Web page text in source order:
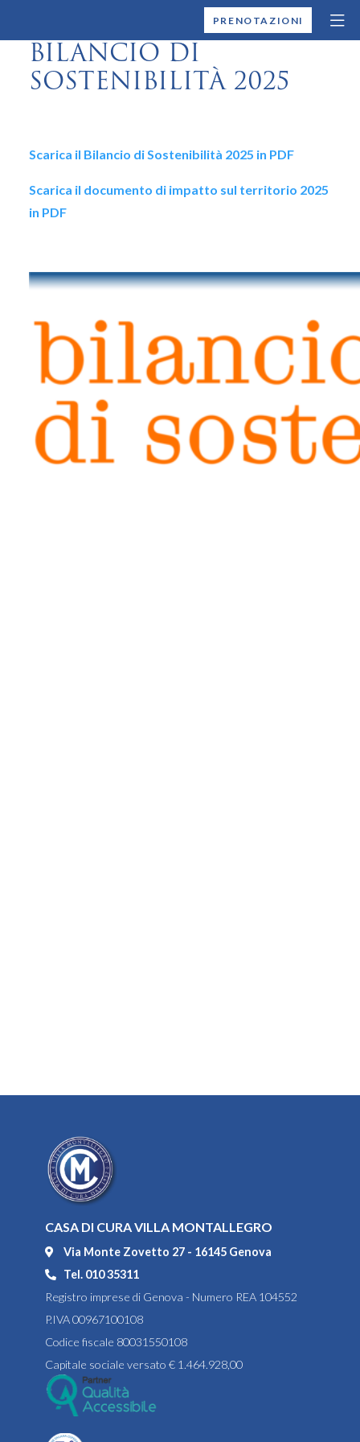
MONTALLEGROPRENOTAZIONI
BILANCIO DI
SOSTENIBILITÀ 2025
Scarica il Bilancio di Sostenibilità 2025 in PDF
Scarica il documento di impatto sul territorio 2025
in PDF
CASA DI CURA VILLA MONTALLEGRO
Via Monte Zovetto 27 - 16145 Genova
Tel. 010 35311
Registro imprese di Genova - Numero REA 104552
P.IVA 00967100108
Codice fiscale 80031550108
Capitale sociale versato € 1.464.928,00